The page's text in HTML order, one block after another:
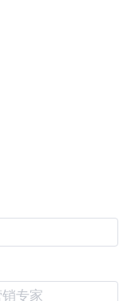
公共底部内容”的